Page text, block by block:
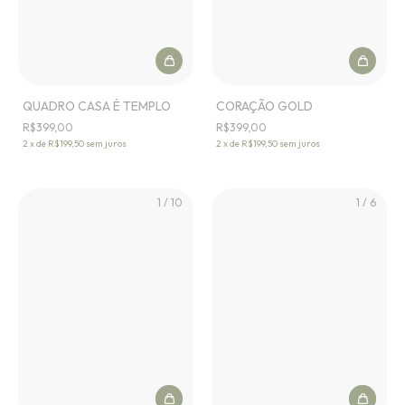
QUADRO CASA É TEMPLO
R$399,00
2 xde R$199,50 sem juros
CORAÇÃO GOLD
R$399,00
2 xde R$199,50 sem juros
1 / 10 1 / 6